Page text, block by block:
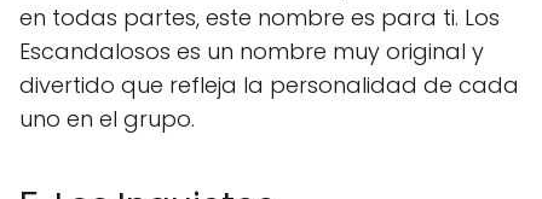
en todas partes, este nombre es para ti. Los
Escandalosos es un nombre muy original y
divertido que refleja la personalidad de cada
uno en el grupo.